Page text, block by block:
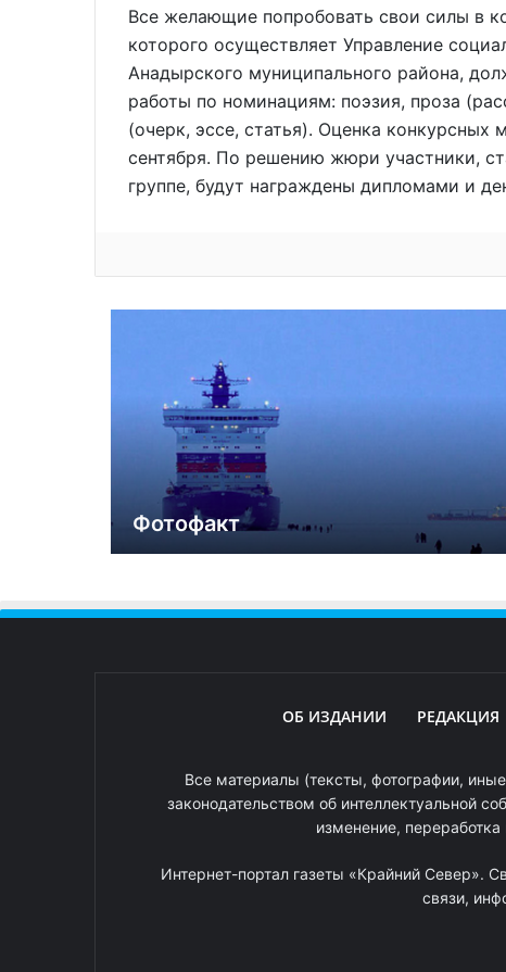
Все желающие попробовать свои силы в
которого осуществляет Управление
Анадырского муниципального района,
работы по номинациям: поэзия, проза
(очерк, эссе, статья). Оценка конкурсных
сентября. По решению жюри участники,
группе, будут награждены дипломами и
Фотофакт
ОБ ИЗДАНИИ РЕДАКЦИЯ
Все материалы (тексты, фотографии, иные
законодательством об интеллектуальной
изменение,
Интернет-портал газеты «Крайний
связи,